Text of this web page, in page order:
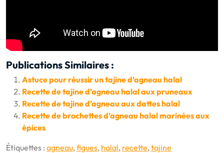
Publications Similaires :
Astuce pour réussir un tajine d’agneau halal
Recette de tajine d’agneau halal aux pruneaux
Recette de tajine d’agneau aux dattes halal
Recette de brochettes d’agneau halal marinées aux
épices
Étiquettes : agneau, figues, halal, recette, tajine